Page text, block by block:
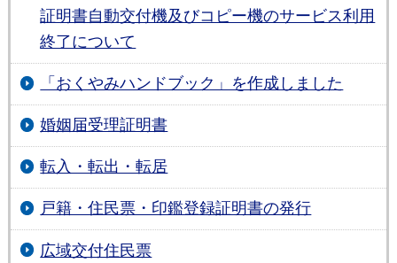
証明書自動交付機及びコピー機のサービス利用
終了について
「おくやみハンドブック」を作成しました
婚姻届受理証明書
転入・転出・転居
戸籍・住民票・印鑑登録証明書の発行
広域交付住民票